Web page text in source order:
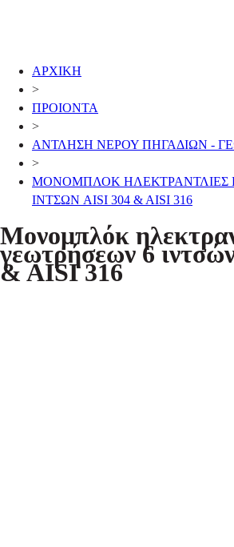
ΑΡΧΙΚΗ
>
ΠΡΟΙΟΝΤΑ
>
ΑΝΤΛΗΣΗ ΝΕΡΟΥ ΠΗΓΑΔΙΩΝ -
>
ΜΟΝΟΜΠΛΟΚ ΗΛΕΚΤΡΑΝΤΛΙΕΣ
ΙΝΤΣΩΝ AISI 304 & AISI 316
Μονομπλόκ
γεωτρήσεων 6
& AISI 316